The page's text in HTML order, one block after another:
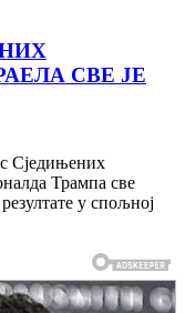
СВЕ ЈЕ
Сједињених
Трампа све
у спољној